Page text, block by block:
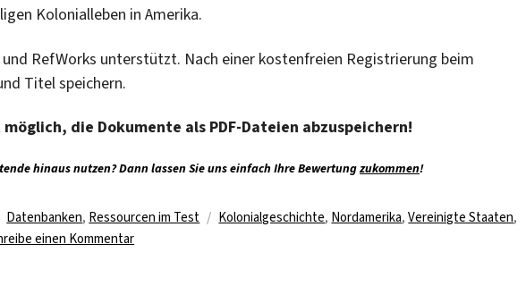
Kolonialleben in Amerika.
RefWorks unterstützt. Nach einer kostenfreien Registrierung beim
Titel speichern.
die Dokumente als PDF-Dateien abzuspeichern!
hinaus nutzen? Dann lassen Sie uns einfach Ihre Bewertungzukommen!
Kategorien
Datenbanken, Ressourcen im Test Schlagwörter
Kolonialgeschichte, Nordamerika,Vereinigte Staaten,
einen Kommentarzu